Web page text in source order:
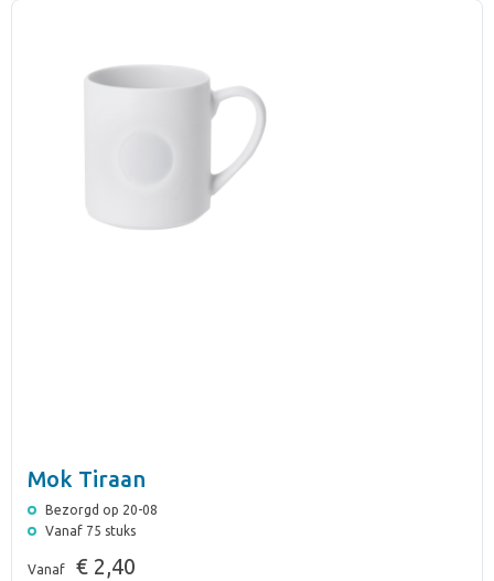
Mok Tiraan
Bezorgd op 20-08
Vanaf 75 stuks
Vanaf € 2,40